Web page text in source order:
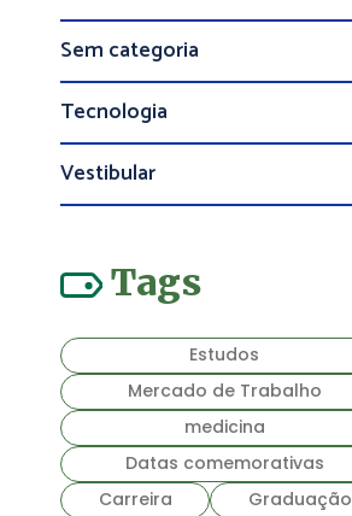
Sem categoria
Tecnologia
Vestibular
Tags
Estudos
Mercado de Trabalho
medicina
Datas comemorativas
Carreira
Graduação